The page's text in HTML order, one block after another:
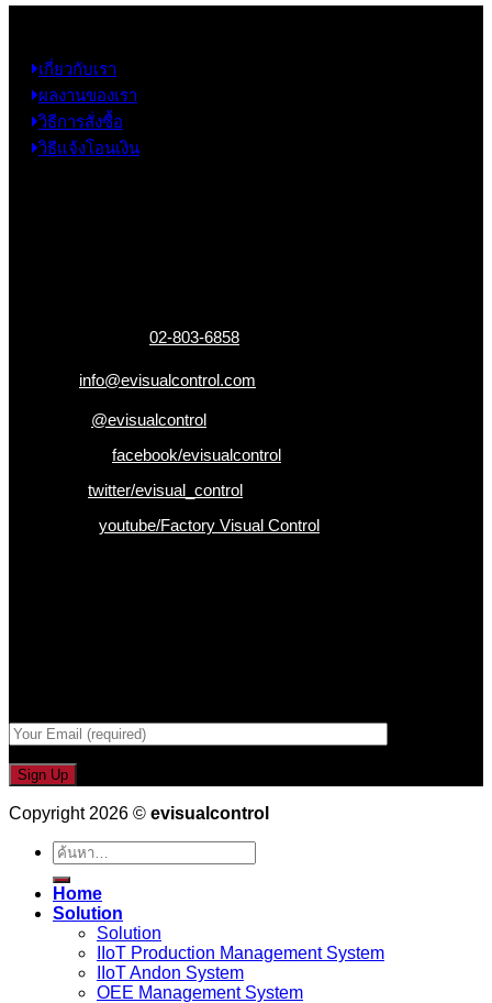
เกี่ยวกับเรา
ผลงานของเรา
วิธีการสั่งซื้อ
วิธีแจ้งโอนเงิน
02-803-6858
info@evisualcontrol.com
@evisualcontrol
facebook/evisualcontrol
twitter/evisual_control
youtube/Factory Visual Control
Copyright 2026 © evisualcontrol
ค้นหา:
Home
Solution
Solution
IIoT Production Management System
IIoT Andon System
OEE Management System